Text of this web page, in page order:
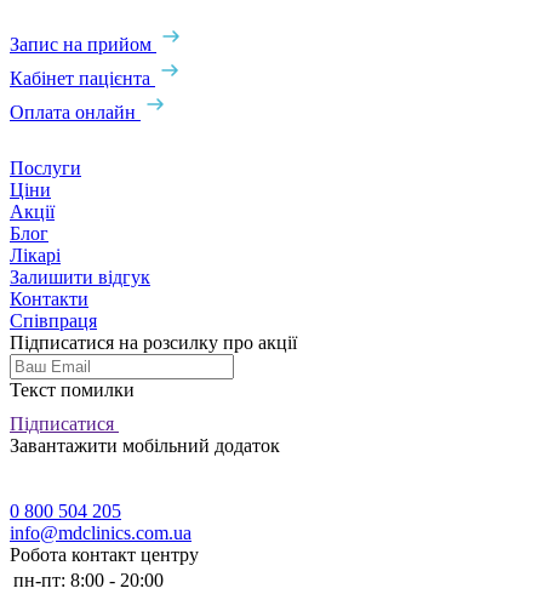
Запис на прийом
Кабінет пацієнта
Оплата онлайн
Послуги
Ціни
Акції
Блог
Лікарі
Залишити відгук
Контакти
Співпраця
Підписатися на розсилку про акції
Текст помилки
Підписатися
Завантажити мобільний додаток
0 800 504 205
info@mdclinics.com.ua
Робота контакт центру
пн-пт: 8:00 - 20:00